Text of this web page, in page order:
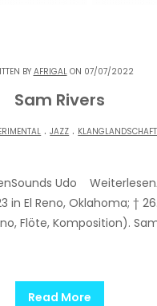
BY AFRIGALON 07/07/2022
Sam Rivers
.JAZZ .
Udo
El Reno, Oklahoma; †
Flöte, Komposition).
Read More